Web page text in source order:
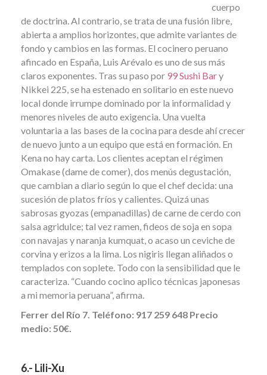
cuerpo
de doctrina. Al contrario, se trata de una fusión libre,
abierta a amplios horizontes, que admite variantes de
fondo y cambios en las formas. El cocinero peruano
afincado en España, Luis Arévalo es uno de sus más
claros exponentes. Tras su paso por 99 Sushi Bary
Nikkei 225, se ha estenado en solitario en este nuevo
local donde irrumpe dominado por la informalidad y
menores niveles de auto exigencia. Una vuelta
voluntaria a las bases de la cocina para desde ahí crecer
de nuevo junto a un equipo que está en formación. En
Kena no hay carta. Los clientes aceptan el régimen
Omakase (dame de comer), dos menús degustación,
que cambian a diario según lo que el chef decida: una
sucesión de platos fríos y calientes. Quizá unas
sabrosas gyozas (empanadillas) de carne de cerdo con
salsa agridulce; tal vez ramen, fideos de soja en sopa
con navajas y naranja kumquat, o acaso un ceviche de
corvina y erizos a la lima. Los nigiris llegan aliñados o
templados con soplete. Todo con la sensibilidad que le
caracteriza. “Cuando cocino aplico técnicas japonesas
a mi memoria peruana”, afirma.
Ferrer del Río 7. Teléfono: 917 259 648 Precio
medio: 50€.
6.- Lili-Xu